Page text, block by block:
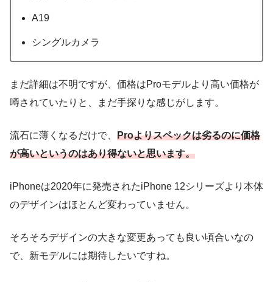
A19
シングルカメラ
まだ詳細は不明ですが、価格はProモデルより高い価格が
噂されていたりと、まだ手探りな感じがします。
流石に薄くなるだけで、 Proよりスペックは劣るのに価格
が高いというのはあり得ないと思います。
iPhoneは2020年に発売されたiPhone 12シリーズより本体
のデザインはほとんど変わっていません。
そろそろデザインの大きな変更あっても良い頃合いなの
で、新モデルには期待したいですね。